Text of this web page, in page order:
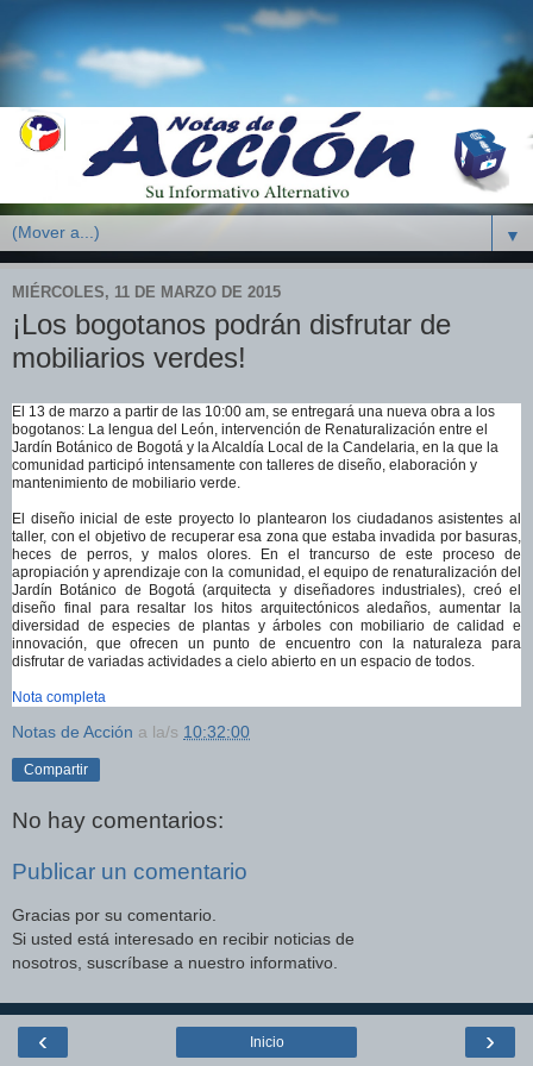
▼
MIÉRCOLES, 11 DE MARZO DE 2015
¡Los bogotanos podrán disfrutar de
mobiliarios verdes!
El 13 de marzo a partir de las 10:00 am, se entregará una nueva obra a los
bogotanos: La lengua del León, intervención de Renaturalización entre el
Jardín Botánico de Bogotá y la Alcaldía Local de la Candelaria, en la que la
comunidad participó intensamente con talleres de diseño, elaboración y
mantenimiento de mobiliario verde.
El diseño inicial de este proyecto lo plantearon los ciudadanos asistentes al
taller, con el objetivo de recuperar esa zona que estaba invadida por basuras,
heces de perros, y malos olores. En el trancurso de este proceso de
apropiación y aprendizaje con la comunidad, el equipo de renaturalización del
Jardín Botánico de Bogotá (arquitecta y diseñadores industriales), creó el
diseño final para resaltar los hitos arquitectónicos aledaños, aumentar la
diversidad de especies de plantas y árboles con mobiliario de calidad e
innovación, que ofrecen un punto de encuentro con la naturaleza para
disfrutar de variadas actividades a cielo abierto en un espacio de todos.
Nota completa
Notas de Acción a la/s 10:32:00
Compartir
No hay comentarios:
Publicar un comentario
Gracias por su comentario.
Si usted está interesado en recibir noticias de
nosotros, suscríbase a nuestro informativo.
‹ ›
Inicio